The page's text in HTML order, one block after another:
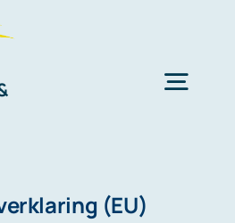
(EU)